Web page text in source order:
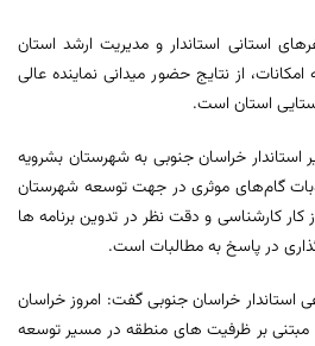
استانی استاندار و مدیریت ارشد استان
از نتایج حضور میدانی نماینده عالی
استان است.
خراسان جنوبی به شهرستان بشرویه
گام‌های موثری در جهت توسعه شهرستان
کار کارشناسی و دقت نظر در تدوین برنامه ها
در پاسخ به مطالبات است.
استاندار خراسان جنوبی گفت: امروز خراسان
بر ظرفیت های منطقه در مسیر توسعه